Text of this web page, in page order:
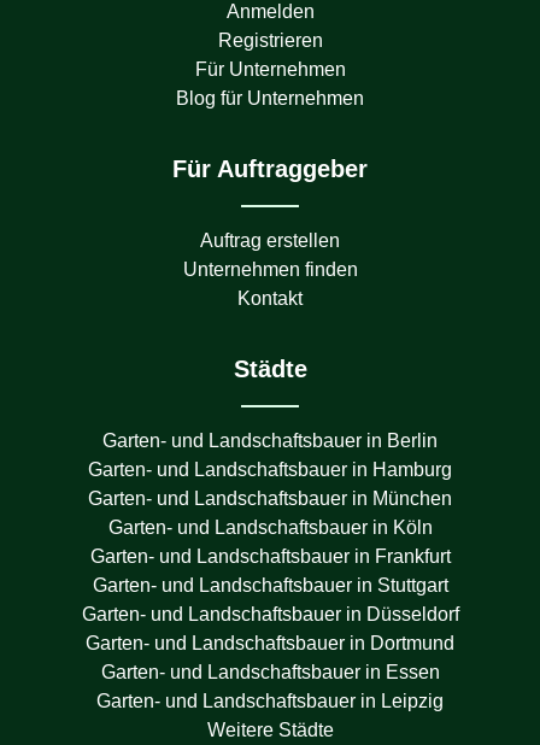
Anmelden
Registrieren
Für Unternehmen
Blog für Unternehmen
Für Auftraggeber
Auftrag erstellen
Unternehmen finden
Kontakt
Städte
Garten- und Landschaftsbauer in Berlin
Garten- und Landschaftsbauer in Hamburg
Garten- und Landschaftsbauer in München
Garten- und Landschaftsbauer in Köln
Garten- und Landschaftsbauer in Frankfurt
Garten- und Landschaftsbauer in Stuttgart
Garten- und Landschaftsbauer in Düsseldorf
Garten- und Landschaftsbauer in Dortmund
Garten- und Landschaftsbauer in Essen
Garten- und Landschaftsbauer in Leipzig
Weitere Städte